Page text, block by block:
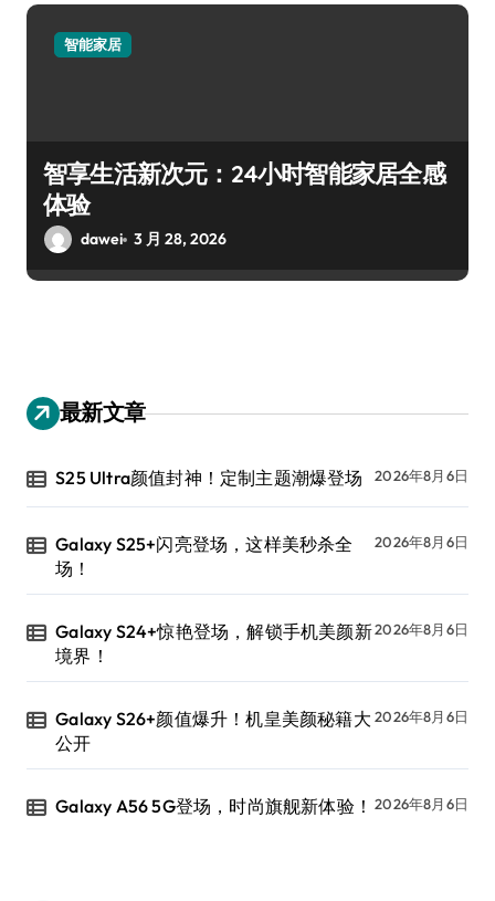
智能家居
智享生活新次元：24小时智能家居全感
体验
dawei 3 月 28, 2026
最新文章
S25 Ultra颜值封神！定制主题潮爆登场 2026年8月6日
Galaxy S25+闪亮登场，这样美秒杀全
场！
2026年8月6日
Galaxy S24+惊艳登场，解锁手机美颜新
境界！
2026年8月6日
Galaxy S26+颜值爆升！机皇美颜秘籍大
公开
2026年8月6日
Galaxy A56 5G登场，时尚旗舰新体验！ 2026年8月6日